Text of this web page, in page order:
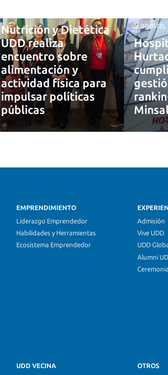
Nutrición y Dietética
UDD realiza
encuentro sobre
alimentación y
actividad física para
impulsar políticas
públicas
5 agosto,
EMPRENDIMIENTO
Liderazgo Emprendedor
Habilidades y Herramientas
Ecosistema Emprendedor
Admisión
Vive UDD
UDD
Alumni
UDD VECINA
OTROS